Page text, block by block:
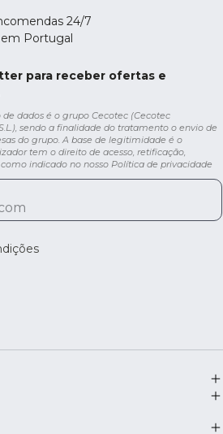
24/7
em Portugal
para receber ofertas e
dados é o grupo Cecotec (Cecotec
sendo a finalidade do tratamento o envio de
do grupo. A base de legitimidade é o
tem o direito de acesso, retificação,
indicado no nosso Política de privacidade